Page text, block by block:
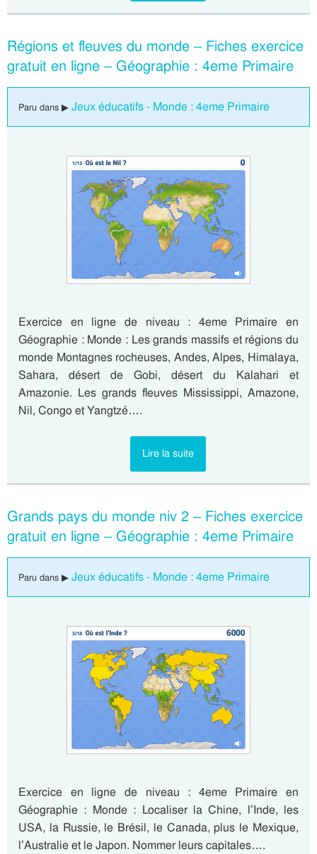
Régions et fleuves du monde – Fiches exercice
gratuit en ligne – Géographie : 4eme Primaire
Paru dans ▶ Jeux éducatifs - Monde : 4eme Primaire
Exercice en ligne de niveau : 4eme Primaire en
Géographie : Monde : Les grands massifs et régions du
monde Montagnes rocheuses, Andes, Alpes, Himalaya,
Sahara, désert de Gobi, désert du Kalahari et
Amazonie. Les grands fleuves Mississippi, Amazone,
Nil, Congo et Yangtzé….
Lire la suite
Grands pays du monde niv 2 – Fiches exercice
gratuit en ligne – Géographie : 4eme Primaire
Paru dans ▶ Jeux éducatifs - Monde : 4eme Primaire
Exercice en ligne de niveau : 4eme Primaire en
Géographie : Monde : Localiser la Chine, l’Inde, les
USA, la Russie, le Brésil, le Canada, plus le Mexique,
l’Australie et le Japon. Nommer leurs capitales….